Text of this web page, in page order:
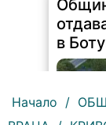
Начало /